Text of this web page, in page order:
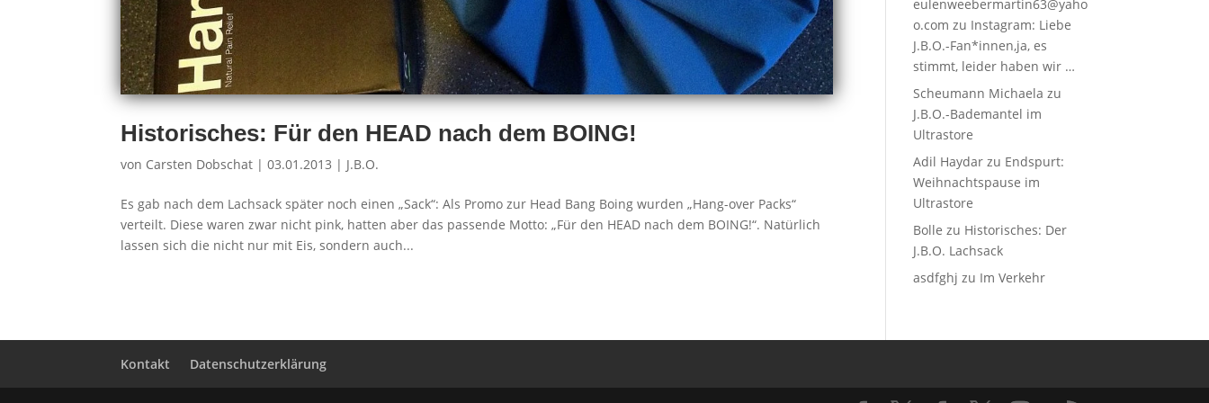
Historisches: Für den HEAD nach dem BOING!
von Carsten Dobschat |03.01.2013 | J.B.O.
Es gab nach dem Lachsack später noch einen „Sack“: Als Promo zur Head Bang Boing wurden „Hang-over Packs“
verteilt. Diese waren zwar nicht pink, hatten aber das passende Motto: „Für den HEAD nach dem BOING!“. Natürlich
lassen sich die nicht nur mit Eis, sondern auch...
eulenweebermartin63@yaho
o.com zu Instagram: Liebe
J.B.O.-Fan*innen,ja, es
stimmt, leider haben wir …
Scheumann Michaela zu
J.B.O.-Bademantel im
Ultrastore
Adil Haydar zu Endspurt:
Weihnachtspause im
Ultrastore
Bolle zu Historisches: Der
J.B.O. Lachsack
asdfghj zu Im Verkehr
Kontakt Datenschutzerklärung